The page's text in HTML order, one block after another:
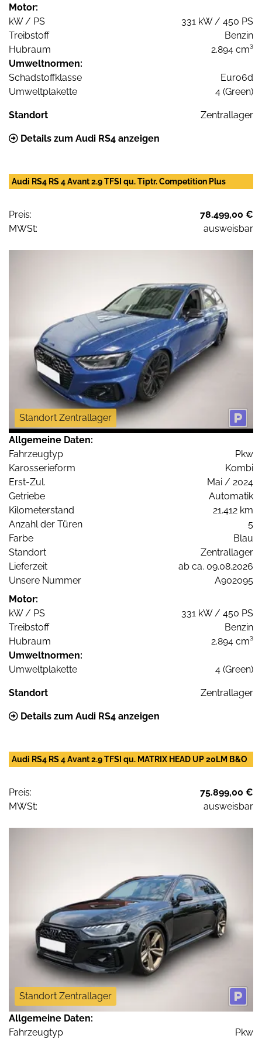
Motor:
kW / PS
331 kW / 450 PS
Treibstoff
Benzin
Hubraum
2.894 cm³
Umweltnormen:
Schadstoffklasse
Euro6d
Umweltplakette
4 (Green)
Standort Zentrallager
Details zum Audi RS4 anzeigen
Audi RS4 RS 4 Avant 2.9 TFSI qu. Tiptr. Competition Plus
Preis:
78.499,00 €
MWSt:
ausweisbar
Standort Zentrallager
Allgemeine Daten:
Fahrzeugtyp
Pkw
Karosserieform
Kombi
Erst-Zul.
Mai / 2024
Getriebe
Automatik
Kilometerstand
21.412 km
Anzahl der Türen
5
Farbe
Blau
Standort
Zentrallager
Lieferzeit
ab ca. 09.08.2026
Unsere Nummer
A902095
Motor:
kW / PS
331 kW / 450 PS
Treibstoff
Benzin
Hubraum
2.894 cm³
Umweltnormen:
Umweltplakette
4 (Green)
Standort Zentrallager
Details zum Audi RS4 anzeigen
Audi RS4 RS 4 Avant 2.9 TFSI qu. MATRIX HEAD UP 20LM B&O
Preis:
75.899,00 €
MWSt:
ausweisbar
Standort Zentrallager
Allgemeine Daten:
Fahrzeugtyp
Pkw